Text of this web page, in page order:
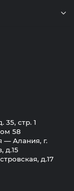
35, стр. 1
58
— Алания, г.
д.15
д.17